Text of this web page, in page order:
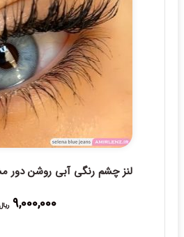
لنز چشم رنگی آبی روشن دور
9,000,000 ریال